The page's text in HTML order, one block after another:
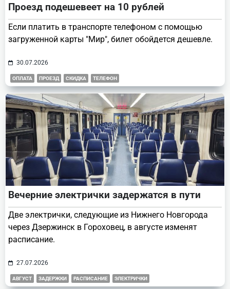
Проезд подешевеет на 10 рублей
Если платить в транспорте телефоном с помощью
загруженной карты "Мир", билет обойдется дешевле.
30.07.2026
ОПЛАТА ПРОЕЗД СКИДКА ТЕЛЕФОН
Вечерние электрички задержатся в пути
Две электрички, следующие из Нижнего Новгорода
через Дзержинск в Гороховец, в августе изменят
расписание.
27.07.2026
АВГУСТ ЗАДЕРЖКИ РАСПИСАНИЕ ЭЛЕКТРИЧКИ